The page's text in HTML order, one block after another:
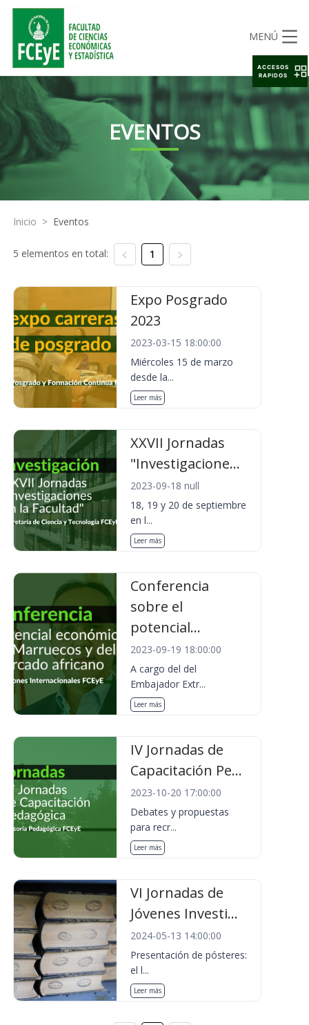
MENÚ
EVENTOS
Inicio > Eventos
5 elementos en total: 1
Expo Posgrado
2023
2023-03-15 18:00:00
Miércoles 15 de marzo
desde la...
Leer más
XXVII Jornadas
"Investigacione...
2023-09-18 null
18, 19 y 20 de septiembre
en l...
Leer más
Conferencia
sobre el
potencial...
2023-09-19 18:00:00
A cargo del del
Embajador Extr...
Leer más
IV Jornadas de
Capacitación Pe...
2023-10-20 17:00:00
Debates y propuestas
para recr...
Leer más
VI Jornadas de
Jóvenes Investi...
2024-05-13 14:00:00
Presentación de pósteres:
el l...
Leer más
ACCESOS
RAPIDOS